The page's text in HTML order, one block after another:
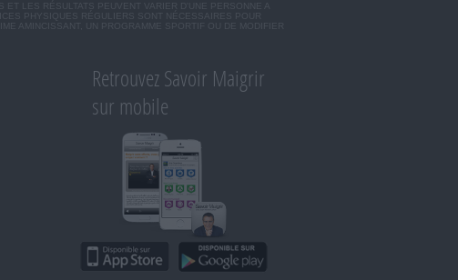
LES RÉSULTATS PEUVENT VARIER D'UNE PERSONNE A
PHYSIQUES RÉGULIERS SONT NÉCESSAIRES POUR
AMINCISSANT, UN PROGRAMME SPORTIF OU DE MODIFIER
Retrouvez Savoir Maigrir
sur mobile